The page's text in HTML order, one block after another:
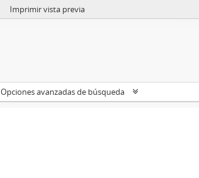
Imprimir vista previa
Opciones avanzadas de búsqueda